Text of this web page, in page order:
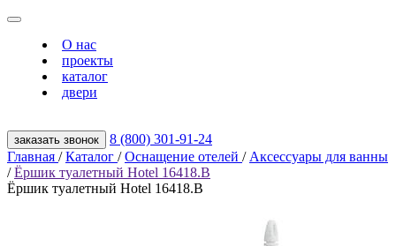
О нас
проекты
каталог
двери
заказать звонок
8 (800) 301‑91‑24
Главная / Каталог / Оснащение отелей / Аксессуары для ванны
/ Ёршик туалетный Hotel 16418.B
Ёршик туалетный Hotel 16418.B